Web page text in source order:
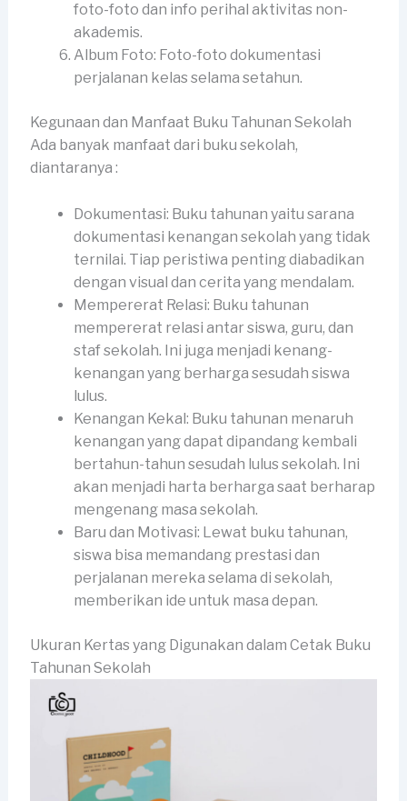
foto-foto dan info perihal aktivitas non-
akademis.
Album Foto: Foto-foto dokumentasi
perjalanan kelas selama setahun.
Kegunaan dan Manfaat Buku Tahunan Sekolah
Ada banyak manfaat dari buku sekolah,
diantaranya :
Dokumentasi: Buku tahunan yaitu sarana
dokumentasi kenangan sekolah yang tidak
ternilai. Tiap peristiwa penting diabadikan
dengan visual dan cerita yang mendalam.
Mempererat Relasi: Buku tahunan
mempererat relasi antar siswa, guru, dan
staf sekolah. Ini juga menjadi kenang-
kenangan yang berharga sesudah siswa
lulus.
Kenangan Kekal: Buku tahunan menaruh
kenangan yang dapat dipandang kembali
bertahun-tahun sesudah lulus sekolah. Ini
akan menjadi harta berharga saat berharap
mengenang masa sekolah.
Baru dan Motivasi: Lewat buku tahunan,
siswa bisa memandang prestasi dan
perjalanan mereka selama di sekolah,
memberikan ide untuk masa depan.
Ukuran Kertas yang Digunakan dalam Cetak Buku
Tahunan Sekolah